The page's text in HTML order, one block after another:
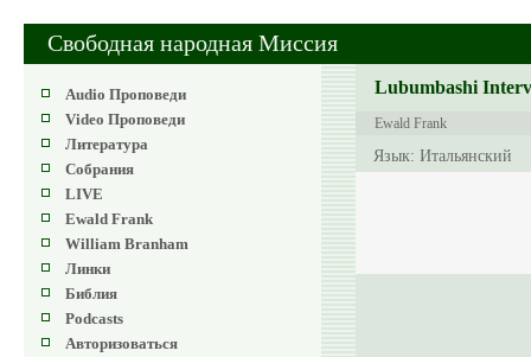
Свободная народная Миссия
Audio Проповеди
Video Проповеди
Литература
Собрания
LIVE
Ewald Frank
William Branham
Линки
Библия
Podcasts
Авторизоваться
Lubumbashi
Ewald Frank
Язык: Итальянский